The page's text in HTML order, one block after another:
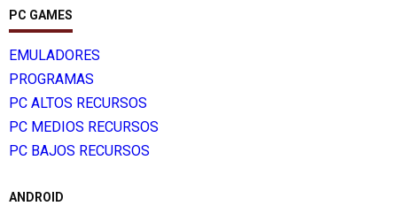
PC GAMES
EMULADORES
PROGRAMAS
PC ALTOS RECURSOS
PC MEDIOS RECURSOS
PC BAJOS RECURSOS
ANDROID